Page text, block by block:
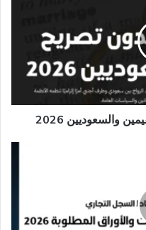
والسعوديين 2026